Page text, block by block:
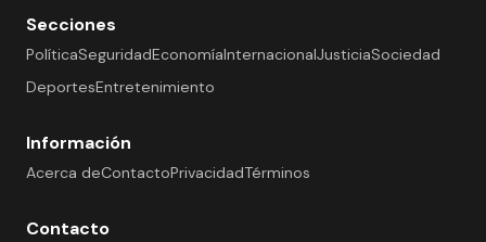
Secciones
PolíticaSeguridadEconomíaInternacionalJusticiaSociedad
DeportesEntretenimiento
Información
Acerca deContactoPrivacidadTérminos
Contacto